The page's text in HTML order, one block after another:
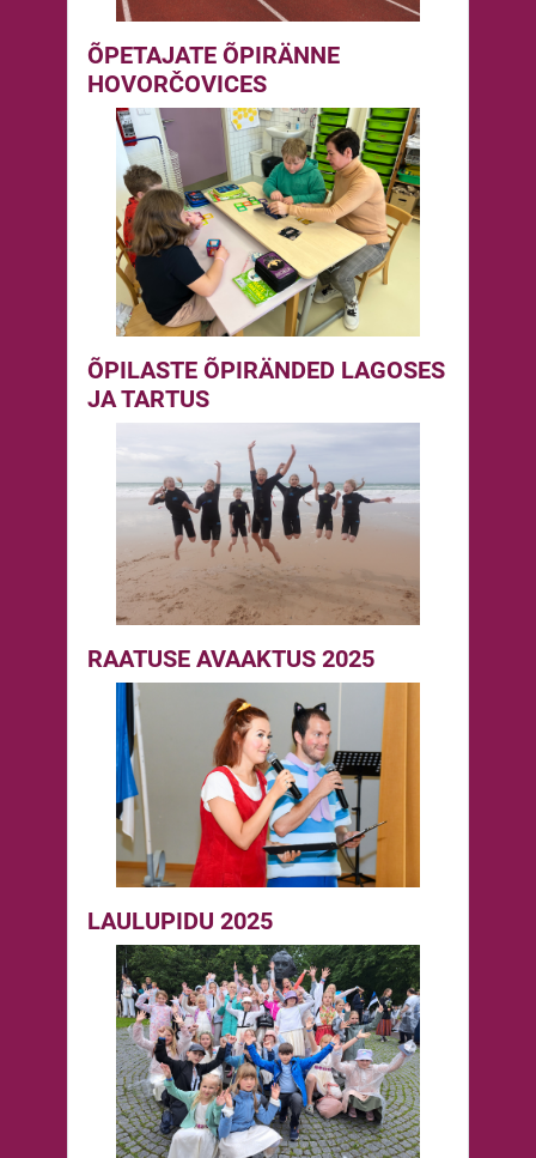
ÕPETAJATE ÕPIRÄNNE
HOVORČOVICES
ÕPILASTE ÕPIRÄNDED LAGOSES
JA TARTUS
RAATUSE AVAAKTUS 2025
LAULUPIDU 2025